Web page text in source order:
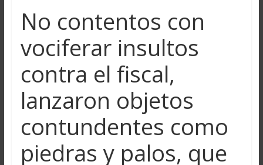
No contentos con
vociferar insultos
contra el fiscal,
lanzaron objetos
contundentes como
piedras y palos, que